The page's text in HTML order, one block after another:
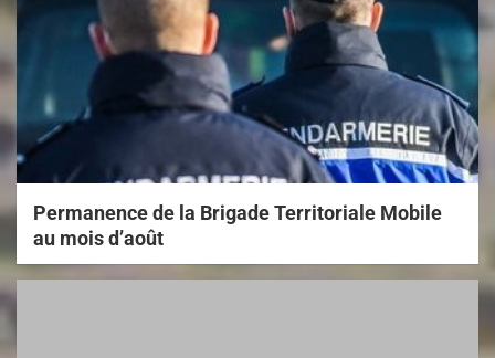
Permanence de la Brigade Territoriale Mobile
au mois d’août